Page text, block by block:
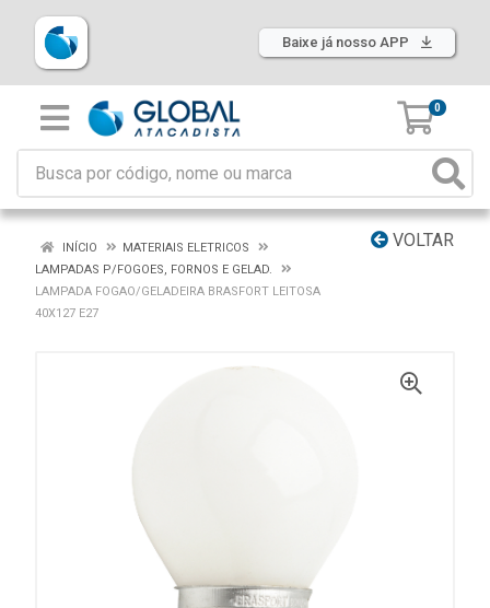
Baixe já nosso APP
0
VOLTAR
INÍCIO
MATERIAIS ELETRICOS
LAMPADAS P/FOGOES, FORNOS E GELAD.
LAMPADA FOGAO/GELADEIRA BRASFORT LEITOSA
40X127 E27